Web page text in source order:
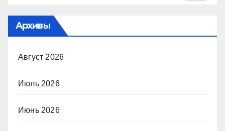
Архивы
Август 2026
Июль 2026
Июнь 2026